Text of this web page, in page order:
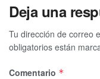
Deja una
Tu dirección de correo
obligatorios están
Comentario *